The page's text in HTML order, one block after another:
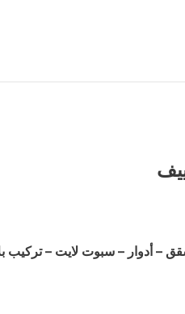
– أدوار – سبوت لايت –